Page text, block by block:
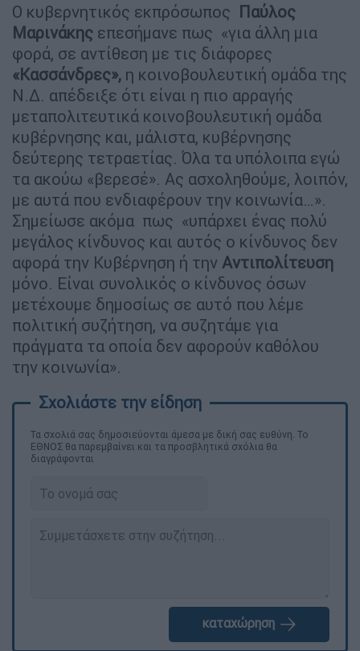
Ο κυβερνητικός εκπρόσωπος Παύλος
Μαρινάκης επεσήμανε πως «για άλλη μια
φορά, σε αντίθεση με τις διάφορες
«Κασσάνδρες», η κοινοβουλευτική ομάδα της
Ν.Δ. απέδειξε ότι είναι η πιο αρραγής
μεταπολιτευτικά κοινοβουλευτική ομάδα
κυβέρνησης και, μάλιστα, κυβέρνησης
δεύτερης τετραετίας. Όλα τα υπόλοιπα εγώ
τα ακούω «βερεσέ». Ας ασχοληθούμε, λοιπόν,
με αυτά που ενδιαφέρουν την κοινωνία…».
Σημείωσε ακόμα πως «υπάρχει ένας πολύ
μεγάλος κίνδυνος και αυτός ο κίνδυνος δεν
αφορά την Κυβέρνηση ή την Αντιπολίτευση
μόνο. Είναι συνολικός ο κίνδυνος όσων
μετέχουμε δημοσίως σε αυτό που λέμε
πολιτική συζήτηση, να συζητάμε για
πράγματα τα οποία δεν αφορούν καθόλου
την κοινωνία».
Τα σχολιά σας δημοσιεύονται άμεσα με δική σας ευθύνη. Το
ΕΘΝΟΣ θα παρεμβαίνει και τα προσβλητικά σχόλια θα
διαγράφονται
καταχώρηση